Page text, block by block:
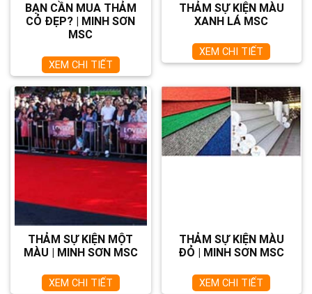
BẠN CẦN MUA THẢM
CỎ ĐẸP? | MINH SƠN
MSC
XEM CHI TIẾT
THẢM SỰ KIỆN MÀU
XANH LÁ MSC
XEM CHI TIẾT
THẢM SỰ KIỆN MỘT
MÀU | MINH SƠN MSC
XEM CHI TIẾT
THẢM SỰ KIỆN MÀU
ĐỎ | MINH SƠN MSC
XEM CHI TIẾT